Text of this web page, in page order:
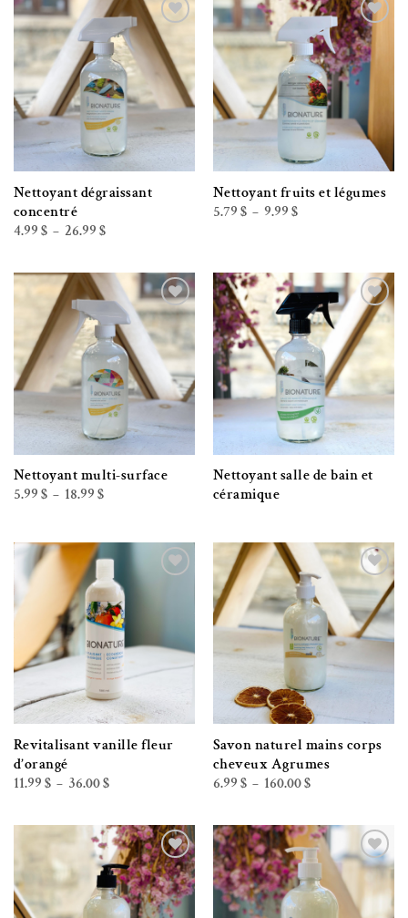
14.99 $ 15.99 $
Ajouter à la liste de souhaits
Nettoyant dégraissant
concentré
4.99 $ – 26.99 $Plage
de
à
26.99 $
Ajouter à la liste de souhaits
Nettoyant fruits et légumes
5.79 $ – 9.99 $Plage
de
Ajouter à la liste de souhaits
Nettoyant multi-surface
5.99 $ – 18.99 $Plage
de
à
Ajouter à la liste de souhaits
Nettoyant salle de bain et
céramique
Ajouter à la liste de souhaits
Revitalisant vanille fleur
d’orangé
11.99 $ – 36.00$Plage
de
à
36.00 $
Ajouter à la liste de souhaits
Savon naturel mains corps
cheveux Agrumes
6.99 $ – 160.00$Plage
de
à
160.00 $
Ajouter à la liste de souhaits Ajouter à la liste de souhaits